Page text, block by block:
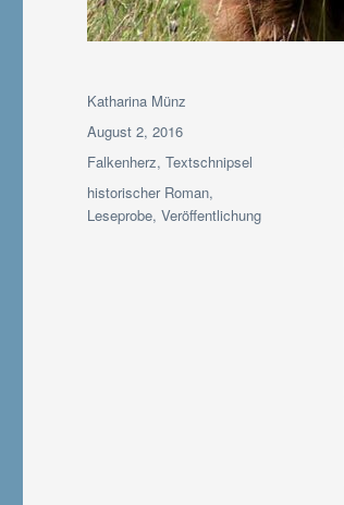
Autor
Katharina Münz
Veröffentlicht
am
August 2, 2016
Kategorien
Falkenherz,Textschnipsel
Schlagwörter
historischer Roman,
Leseprobe,Veröffentlichung